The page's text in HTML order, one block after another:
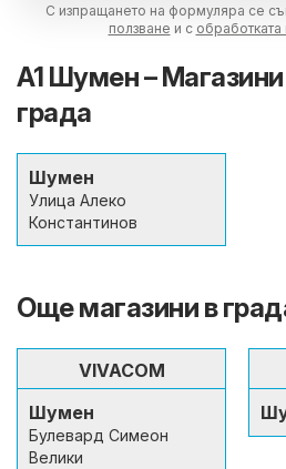
С изпращането на формуляра се
ползване и с обработката
A1 Шумен – Магазини
града
Шумен
Улица Алеко
Константинов
Още магазини в
VIVACOM
Шумен
Булевард Симеон
Велики